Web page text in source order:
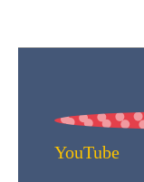
YouTube